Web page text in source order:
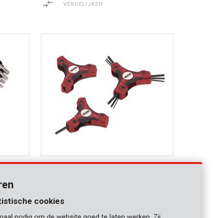
VERGELIJKEN
KRT408401
cookies